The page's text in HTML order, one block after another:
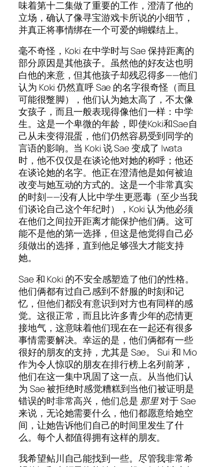
味着第十二集做了重要的工作，澄清了他的
立场，确认了像寻宝游戏卡所说的小细节，
并真正将事情绑在一个可爱的蝴蝶结上。
毫不奇怪，Koki 在中学时与 Sae 保持距离的
部分原因是其他孩子。虽然他的好友达也明
白他的来意，但其他孩子却残忍得多——他们
认为 Koki 仍然直呼 Sae 的名字很奇怪（而且
可能很蹩脚），他们认为她太高了，不太像
女孩子，而且一般表现得像他们一样：中学
生。这是一个卑微的年龄，即使Koki和Sae自
己从未变得混蛋，他们仍然容易受到同学的
言语的影响。当 Koki 说 Sae 变成了 Iwata
时，他不仅仅是在谈论他对她的称呼；他还
在谈论她的名字。他正在澄清他是如何被迫
改变与她互动的方式的。这是一个非常真实
的时刻——没有人比中学生更恶毒（至少当我
们谈论自己这个年纪时），Koki 认为他必须
在他们之间拉开距离才能保护他们俩。这可
能不是他的第一选择，但这是他觉得自己必
须做出的选择，直到他足够强大才能支持
她。
Sae 和 Koki 的不安全感塑造了他们的性格。
他们俩都有过自己感到不舒服的时刻和记
忆，但他们都没有意识到对方也有同样的感
觉。这很正常，而且比许多青少年的恋情更
接地气，这意味着他们现在在一起还有很多
事情需要解决。幸运的是，他们俩都有一些
很好的朋友的支持，尤其是 Sae。 Sui 和 Mio
作为令人惊叹的朋友在排行榜上名列前茅，
他们在这一集中巩固了这一点。从当他们认
为 Sae 被拒绝时感觉糟糕到当他们被证明是
错误的时非常高兴，他们总是 那里对于 Sae
来说，无论她需要什么，他们都愿意给她空
间，让她告诉他们自己的时间里发生了什
么。每个人都值得拥有这样的朋友。
我希望鲇川自己能找到一些。尽管我非常希